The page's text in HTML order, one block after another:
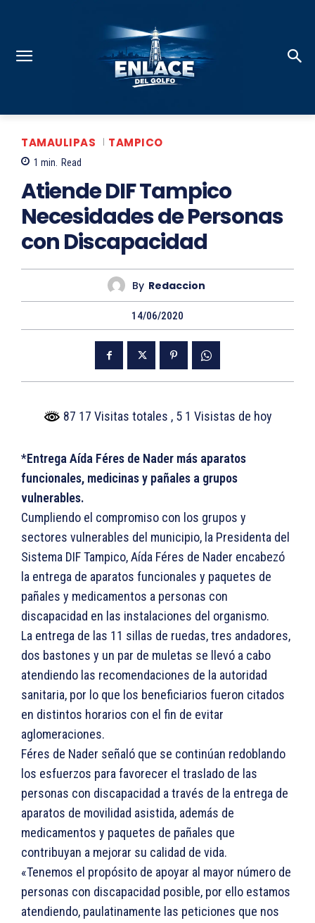
TAMAULIPAS TAMPICO
1 min. Read
Atiende DIF Tampico
Necesidades de Personas
con Discapacidad
By Redaccion
14/06/2020
87 17 Visitas totales , 5 1 Visistas de hoy
*Entrega Aída Féres de Nader más aparatos
funcionales, medicinas y pañales a grupos
vulnerables.
Cumpliendo el compromiso con los grupos y
sectores vulnerables del municipio, la Presidenta del
Sistema DIF Tampico, Aída Féres de Nader encabezó
la entrega de aparatos funcionales y paquetes de
pañales y medicamentos a personas con
discapacidad en las instalaciones del organismo.
La entrega de las 11 sillas de ruedas, tres andadores,
dos bastones y un par de muletas se llevó a cabo
atendiendo las recomendaciones de la autoridad
sanitaria, por lo que los beneficiarios fueron citados
en distintos horarios con el fin de evitar
aglomeraciones.
Féres de Nader señaló que se continúan redoblando
los esfuerzos para favorecer el traslado de las
personas con discapacidad a través de la entrega de
aparatos de movilidad asistida, además de
medicamentos y paquetes de pañales que
contribuyan a mejorar su calidad de vida.
«Tenemos el propósito de apoyar al mayor número de
personas con discapacidad posible, por ello estamos
atendiendo, paulatinamente las peticiones que nos